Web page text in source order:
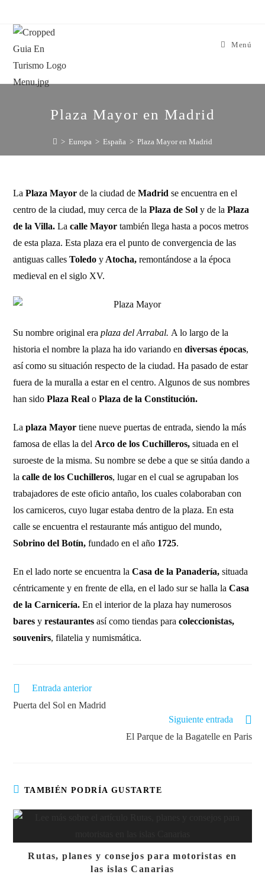
Menú
Plaza Mayor en Madrid
> Europa > España > Plaza Mayor en Madrid
LaPlaza Mayorde la ciudad deMadridse encuentra en el
centro de la ciudad, muy cerca de laPlaza de Soly de laPlaza
de la Villa.Lacalle Mayor también llega hasta a pocos metros
de esta plaza. Esta plaza era el punto de convergencia de las
antiguas callesToledoy Atocha,remontándose a la época
medieval en el siglo XV.
Su nombre original eraplaza del Arrabal. A lo largo de la
historia el nombre la plaza ha ido variando endiversas épocas,
así como su situación respecto de la ciudad. Ha pasado de estar
fuera de la muralla a estar en el centro. Algunos de sus nombres
han sidoPlaza RealoPlaza de la Constitución.
Laplaza Mayor tiene nueve puertas de entrada, siendo la más
famosa de ellas la del Arco de los Cuchilleros,situada en el
suroeste de la misma. Su nombre se debe a que se sitúa dando a
lacalle de los Cuchilleros, lugar en el cual se agrupaban los
trabajadores de este oficio antaño, los cuales colaboraban con
los carniceros, cuyo lugar estaba dentro de la plaza. En esta
calle se encuentra el restaurante más antiguo del mundo,
Sobrino del Botín,fundado en el año 1725.
En el lado norte se encuentra laCasa de la Panadería,situada
céntricamente y en frente de ella, en el lado sur se halla laCasa
de la Carnicería.En el interior de la plaza hay numerosos
baresy restaurantes así como tiendas paracoleccionistas,
souvenirs, filatelia y numismática.
Entrada anterior
Puerta del Sol en Madrid
Siguiente entrada
El Parque de la Bagatelle en Paris
TAMBIÉN PODRÍA GUSTARTE
Rutas, planes y consejos para motoristas en
las islas Canarias